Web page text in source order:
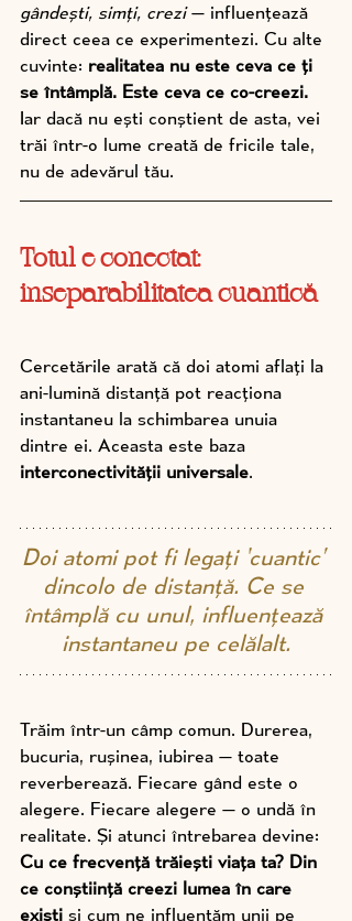
gândești, simți, crezi — influențează
direct ceea ce experimentezi. Cu alte
cuvinte: realitatea nu este ceva ce ți
se întâmplă. Este ceva ce co-creezi.
Iar dacă nu ești conștient de asta, vei
trăi într-o lume creată de fricile tale,
nu de adevărul tău.
Totul e conectat:
inseparabilitatea cuantică
Cercetările arată că doi atomi aflați la
ani-lumină distanță pot reacționa
instantaneu la schimbarea unuia
dintre ei. Aceasta este baza
interconectivității universale.
Doi atomi pot fi legați ‘cuantic’
dincolo de distanță. Ce se
întâmplă cu unul, influențează
instantaneu pe celălalt.
Trăim într-un câmp comun. Durerea,
bucuria, rușinea, iubirea — toate
reverberează. Fiecare gând este o
alegere. Fiecare alegere — o undă în
realitate. Și atunci întrebarea devine:
Cu ce frecvență trăiești viața ta? Din
ce conștiință creezi lumea în care
exiști și cum ne influențăm unii pe